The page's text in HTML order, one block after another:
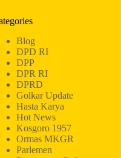
Blog
DPD RI
DPP
DPR RI
DPRD
Golkar Update
Hasta Karya
Hot News
Kosgoro 1957
Ormas MKGR
Parlemen